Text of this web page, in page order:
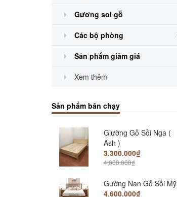
Gương soi gỗ
Các bộ phòng
Sản phẩm giảm giá
Xem thêm
Sản phẩm bán chạy
5.800.000₫
Giường Gỗ Sồi Nga
7.500.000₫
Giường Gỗ Sồi Nga (
Ash )
3.300.000₫
4.000.000₫
Gường Nan Gỗ Sồi Mỹ
4.600.000₫